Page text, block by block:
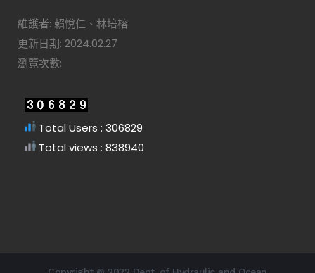
維護者: 賴悅仁、林培榕
更新日期: 2024.02.27
瀏覽次數:
Total Users : 306829
Total views : 838940